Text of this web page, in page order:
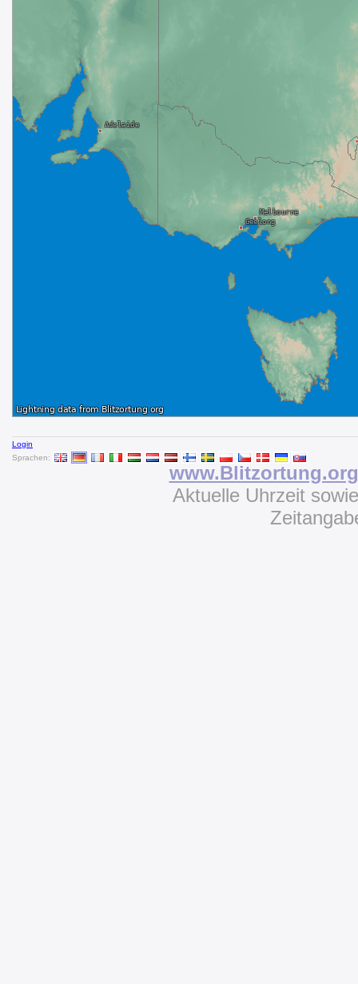
Login
Sprachen:
www.Blitzortung.org
Aktuelle Uhrzeit